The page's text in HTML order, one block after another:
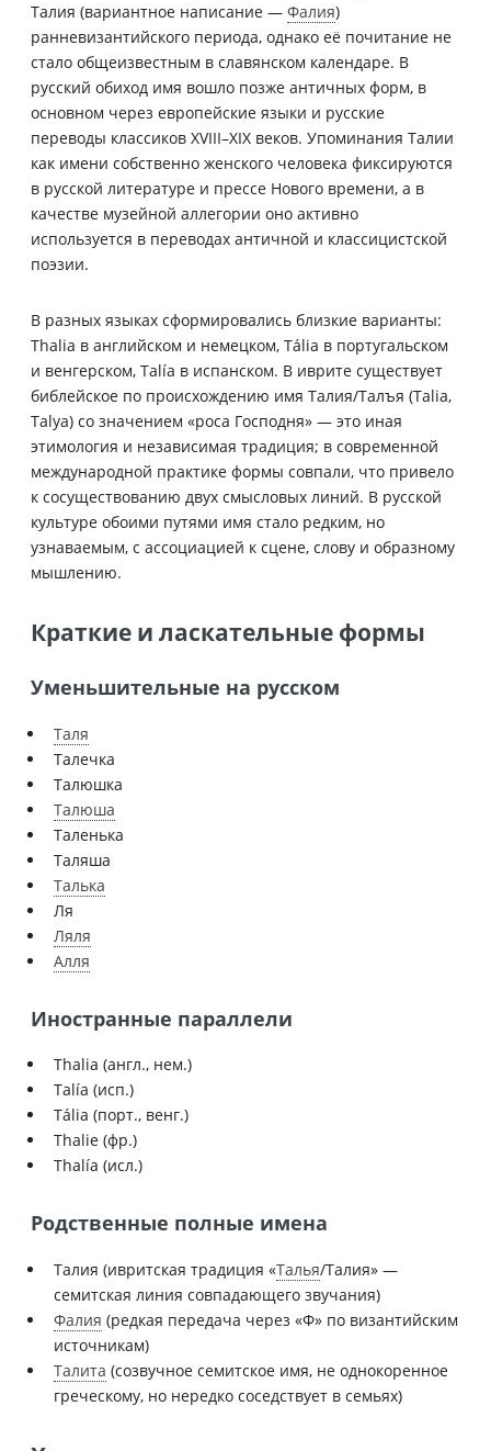
Талия (вариантное написание — Фалия)
ранневизантийского периода, однако её почитание не
стало общеизвестным в славянском календаре. В
русский обиход имя вошло позже античных форм, в
основном через европейские языки и русские
переводы классиков XVIII–XIX веков. Упоминания Талии
как имени собственно женского человека фиксируются
в русской литературе и прессе Нового времени, а в
качестве музейной аллегории оно активно
используется в переводах античной и классицистской
поэзии.
В разных языках сформировались близкие варианты:
Thalia в английском и немецком, Tália в португальском
и венгерском, Talía в испанском. В иврите существует
библейское по происхождению имя Талия/Талъя (Talia,
Talya) со значением «роса Господня» — это иная
этимология и независимая традиция; в современной
международной практике формы совпали, что привело
к сосуществованию двух смысловых линий. В русской
культуре обоими путями имя стало редким, но
узнаваемым, с ассоциацией к сцене, слову и образному
мышлению.
Краткие и ласкательные формы
Уменьшительные на русском
Таля
Талечка
Талюшка
Талюша
Таленька
Таляша
Талька
Ля
Ляля
Алля
Иностранные параллели
Thalia (англ., нем.)
Talía (исп.)
Tália (порт., венг.)
Thalie (фр.)
Thalía (исл.)
Родственные полные имена
Талия (ивритская традиция «Талья/Талия» —
семитская линия совпадающего звучания)
Фалия (редкая передача через «Ф» по византийским
источникам)
Талита (созвучное семитское имя, не однокоренное
греческому, но нередко соседствует в семьях)